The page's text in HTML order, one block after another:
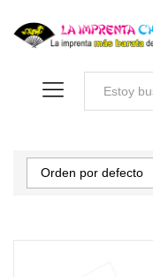
Orden por defecto